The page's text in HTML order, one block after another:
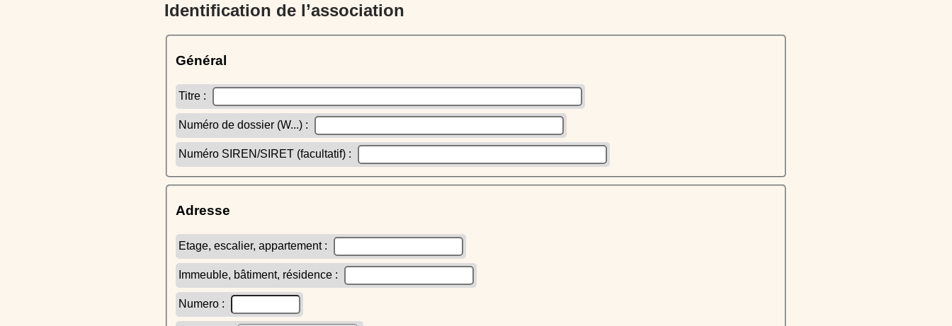
Identification de l’association
Général
Titre :
Numéro de dossier (W...) :
Numéro SIREN/SIRET (facultatif) :
Adresse
Etage, escalier, appartement :
Immeuble, bâtiment, résidence :
Numero :